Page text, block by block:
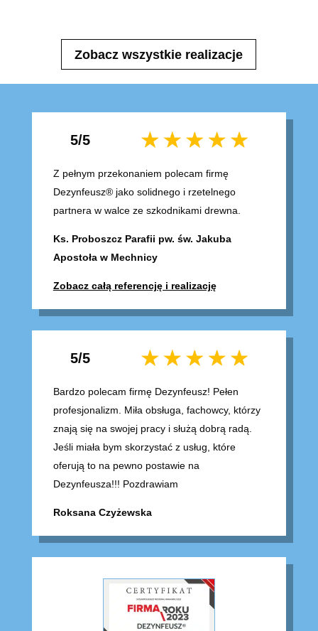
Zobacz wszystkie realizacje
5/5
Z pełnym przekonaniem polecam firmę
Dezynfeusz® jako solidnego i rzetelnego
partnera w walce ze szkodnikami drewna.
Ks. Proboszcz Parafii pw. św. Jakuba
Apostoła w Mechnicy
Zobacz całą referencję i realizację
5/5
Bardzo polecam firmę Dezynfeusz! Pełen
profesjonalizm. Miła obsługa, fachowcy, którzy
znają się na swojej pracy i służą dobrą radą.
Jeśli miała bym skorzystać z usług, które
oferują to na pewno postawie na
Dezynfeusza!!! Pozdrawiam
Roksana Czyżewska